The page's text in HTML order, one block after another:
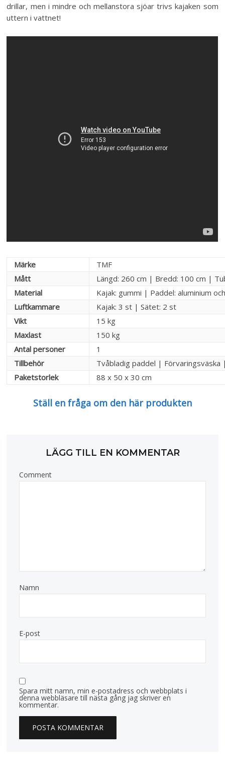
drillar, men i mindre och mellanstora sjöar trivs kajaken som
uttern i vattnet!
Märke
TMF
Mått
Längd: 260 cm | Bredd: 100 cm |
Material
Kajak: gummi | Paddel: aluminium
Luftkammare
Kajak: 3 st | Sätet: 2 st
Vikt
15 kg
Maxlast
150 kg
Antal personer
1
Tillbehör
Tvåbladig paddel |
Paketstorlek
88 x 50 x 30 cm
Ställ en fråga om den här produkten
LÄGG TILL EN KOMMENTAR
Comment
Namn
E-post
Spara mitt namn, min e-postadress och webbplats i
denna webbläsare till nästa gång jag skriver en
kommentar.